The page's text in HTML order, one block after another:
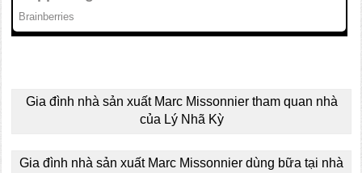
Gia đình nhà sản xuất Marc Missonnier tham quan nhà
của Lý Nhã Kỳ
Gia đình nhà sản xuất Marc Missonnier dùng bữa tại nhà